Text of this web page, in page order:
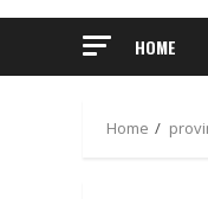
HOME
Home